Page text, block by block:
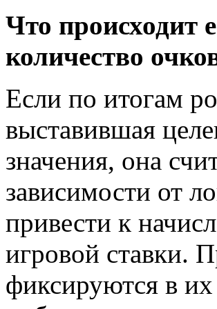
Что происходит
количество
Если по итогам
выставившая
значения, она
зависимости от
привести к
игровой ставки.
фиксируются в